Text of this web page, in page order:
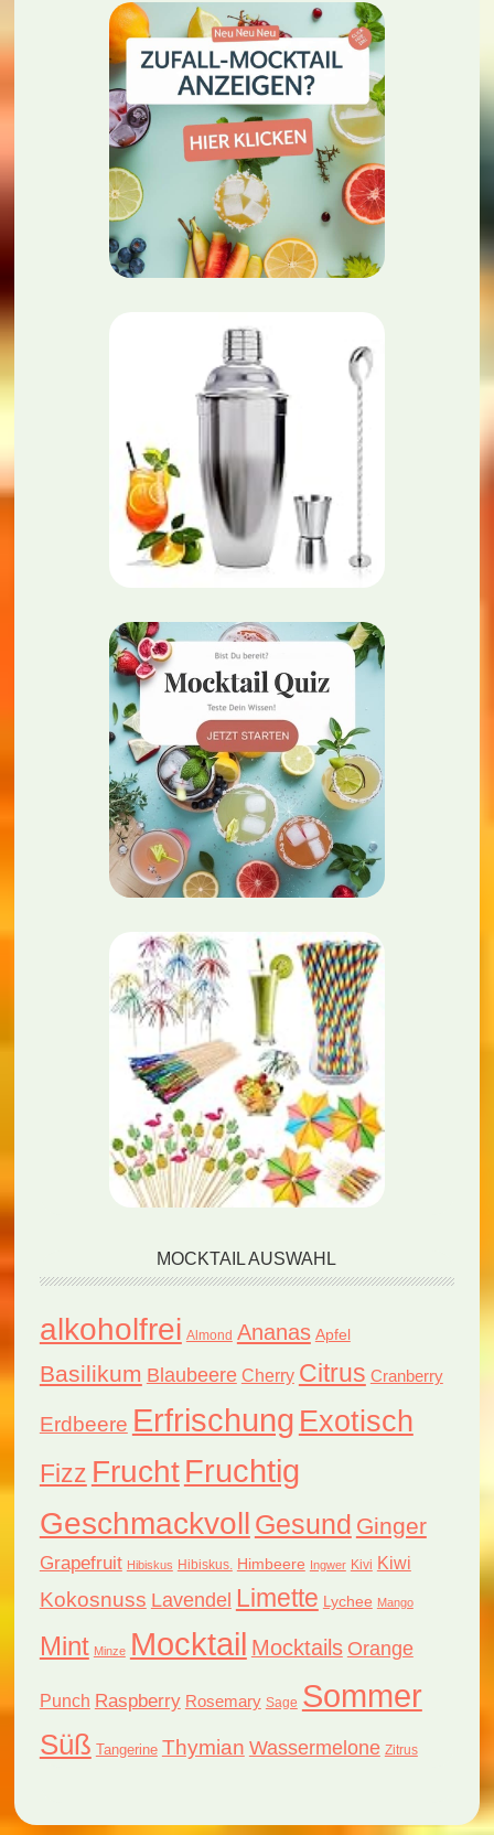
MOCKTAIL AUSWAHL
alkoholfrei Almond Ananas Apfel
Basilikum Blaubeere Cherry Citrus Cranberry
Erdbeere Erfrischung Exotisch
Fizz FruchtFruchtig
Geschmackvoll Gesund Ginger
Grapefruit Hibiskus Hibiskus. Himbeere Ingwer Kivi Kiwi
Kokosnuss Lavendel Limette Lychee Mango
Mint Minze Mocktail Mocktails Orange
Punch Raspberry Rosemary Sage Sommer
Süß Tangerine Thymian Wassermelone Zitrus